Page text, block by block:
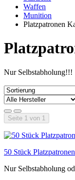
Waffen
Munition
Platzpatronen
Nur Selbstabholung!!!
Seite 1 von 1
50 Stück
Nur Selbstabholung